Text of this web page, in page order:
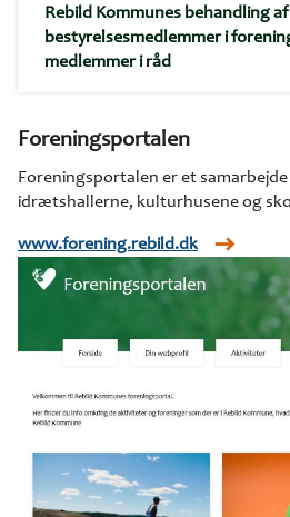
Rebild Kommunes behandling
bestyrelsesmedlemmer i
medlemmer i råd
Foreningsportalen
Foreningsportalen er et
idrætshallerne, kulturhusene og
www.forening.rebild.dk